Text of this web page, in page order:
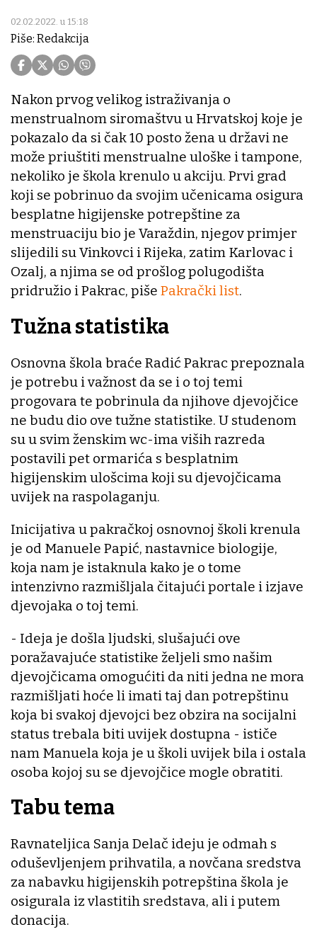
02.02.2022. u 15:18
Piše: Redakcija
Nakon prvog velikog istraživanja o
menstrualnom siromaštvu u Hrvatskoj koje je
pokazalo da si čak 10 posto žena u državi ne
može priuštiti menstrualne uloške i tampone,
nekoliko je škola krenulo u akciju. Prvi grad
koji se pobrinuo da svojim učenicama osigura
besplatne higijenske potrepštine za
menstruaciju bio je Varaždin, njegov primjer
slijedili su Vinkovci i Rijeka, zatim Karlovac i
Ozalj, a njima se od prošlog polugodišta
pridružio i Pakrac, piše Pakrački list.
Tužna statistika
Osnovna škola braće Radić Pakrac prepoznala
je potrebu i važnost da se i o toj temi
progovara te pobrinula da njihove djevojčice
ne budu dio ove tužne statistike. U studenom
su u svim ženskim wc-ima viših razreda
postavili pet ormarića s besplatnim
higijenskim ulošcima koji su djevojčicama
uvijek na raspolaganju.
Inicijativa u pakračkoj osnovnoj školi krenula
je od Manuele Papić, nastavnice biologije,
koja nam je istaknula kako je o tome
intenzivno razmišljala čitajući portale i izjave
djevojaka o toj temi.
- Ideja je došla ljudski, slušajući ove
poražavajuće statistike željeli smo našim
djevojčicama omogućiti da niti jedna ne mora
razmišljati hoće li imati taj dan potrepštinu
koja bi svakoj djevojci bez obzira na socijalni
status trebala biti uvijek dostupna - ističe
nam Manuela koja je u školi uvijek bila i ostala
osoba kojoj su se djevojčice mogle obratiti.
Tabu tema
Ravnateljica Sanja Delač ideju je odmah s
oduševljenjem prihvatila, a novčana sredstva
za nabavku higijenskih potrepština škola je
osigurala iz vlastitih sredstava, ali i putem
donacija.